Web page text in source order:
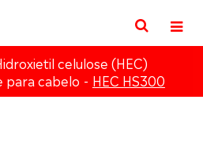
celulose (HEC)
para cabelo
HEC HS300